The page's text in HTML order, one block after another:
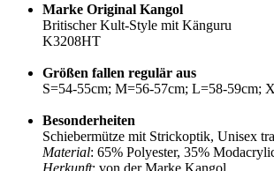
Marke Original Kangol
Britischer Kult-Style mit Känguru
K3208HT
Größen fallen regulär aus
S=54-55cm; M=56-57cm; L=58-59cm;
Besonderheiten
Schiebermütze mit Strickoptik, Unisex
Material: 65% Polyester, 35%
Herkunft: von der Marke Kangol